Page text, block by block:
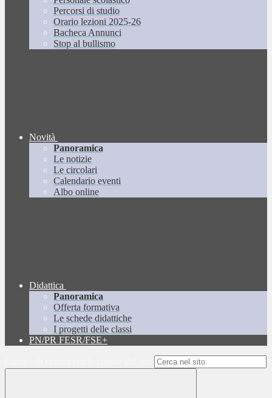
Percorsi di studio
Orario lezioni 2025-26
Bacheca Annunci
Stop al bullismo
Novità
Panoramica
Le notizie
Le circolari
Calendario eventi
Albo online
Didattica
Panoramica
Offerta formativa
Le schede didattiche
I progetti delle classi
PN/PR FESR/FSE+